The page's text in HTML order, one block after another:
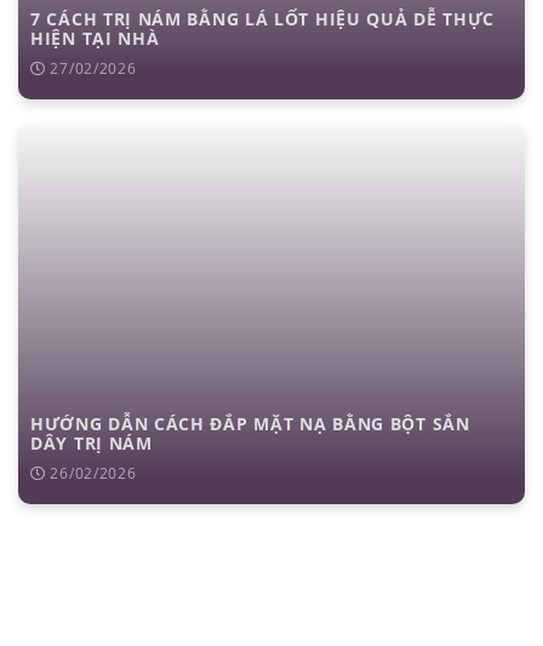
7 CÁCH TRỊ NÁM BẰNG LÁ LỐT HIỆU QUẢ DỄ THỰC
HIỆN TẠI NHÀ
27/02/2026
HƯỚNG DẪN CÁCH ĐẮP MẶT NẠ BẰNG BỘT SẮN
DÂY TRỊ NÁM
26/02/2026